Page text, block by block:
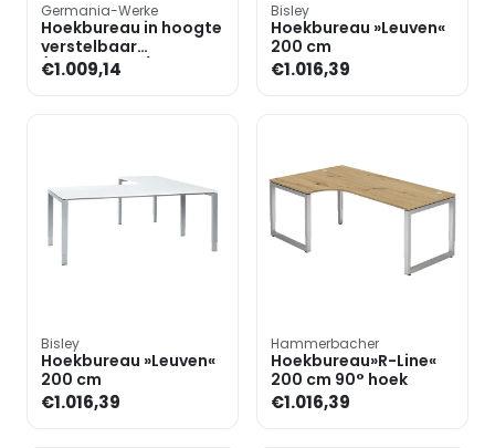
Germania-Werke
Hoekbureau in hoogte
verstelbaar
(mechanisch)
»Profiline II« 3-delige
€1.009,14
Bisley
Hoekbureau »Leuven«
200 cm
€1.016,39
Bisley
Hoekbureau »Leuven«
200 cm
€1.016,39
Hammerbacher
Hoekbureau»R-Line«
200 cm 90° hoek
€1.016,39